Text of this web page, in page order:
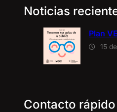
Noticias
Plan
15
Contacto rápido